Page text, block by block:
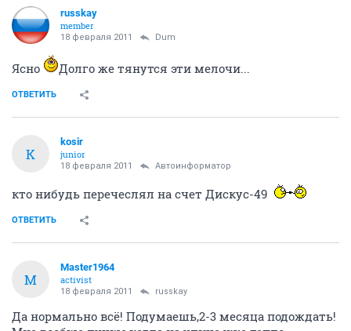
D
Dum
experienced
В 36 доме устанавливают краны, и разводку
канализации, еще не установлины двери, они
находятся в студии на втором этаже, экраны от
батарей тоже не установлины, и т.д. по мелочи!!!!
member
Долго же тянутся эти мелочи...